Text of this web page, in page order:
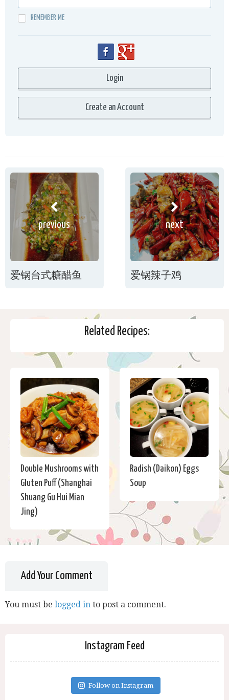
REMEMBER ME
previous
爱锅台式糖醋鱼
next
爱锅辣子鸡
Related Recipes:
Double Mushrooms with
Gluten Puff (Shanghai
Shuang Gu Hui Mian
Jing)
Radish (Daikon) Eggs
Soup
Add Your Comment
You must be logged in to post a comment.
Instagram Feed
Follow on Instagram